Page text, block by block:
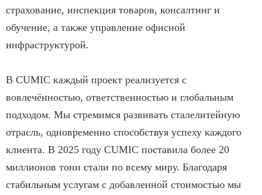
страхование, инспекция товаров, консалтинг и
обучение, а также управление офисной
инфраструктурой.
В CUMIC каждый проект реализуется с
вовлечённостью, ответственностью и глобальным
подходом. Мы стремимся развивать сталелитейную
отрасль, одновременно способствуя успеху каждого
клиента. В 2025 году CUMIC поставила более 20
миллионов тонн стали по всему миру. Благодаря
стабильным услугам с добавленной стоимостью мы